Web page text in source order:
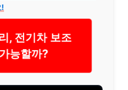
!
, 전기차 보조
능할까?